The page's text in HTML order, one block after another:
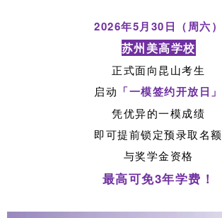
2026年5月30日（周六）
苏州美高学校
正式面向昆山考生
启动 「一模签约开放日 」
凭优异的一模成绩
即可提前锁定预录取名额
与奖学金资格
最高可免3年学费！